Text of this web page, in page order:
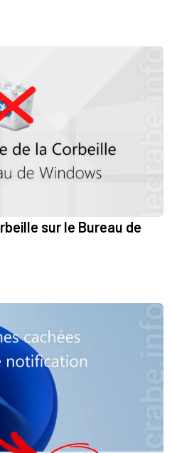
sur le Bureau de